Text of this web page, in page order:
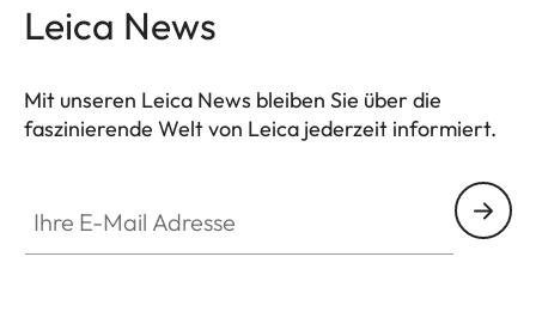
Leica News
Mit unseren Leica News bleiben Sie über die
faszinierende Welt von Leica jederzeit informiert.